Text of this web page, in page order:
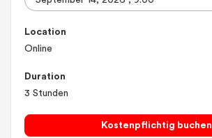
Location
Online
Duration
3 Stunden
Kostenpflichtig buchen